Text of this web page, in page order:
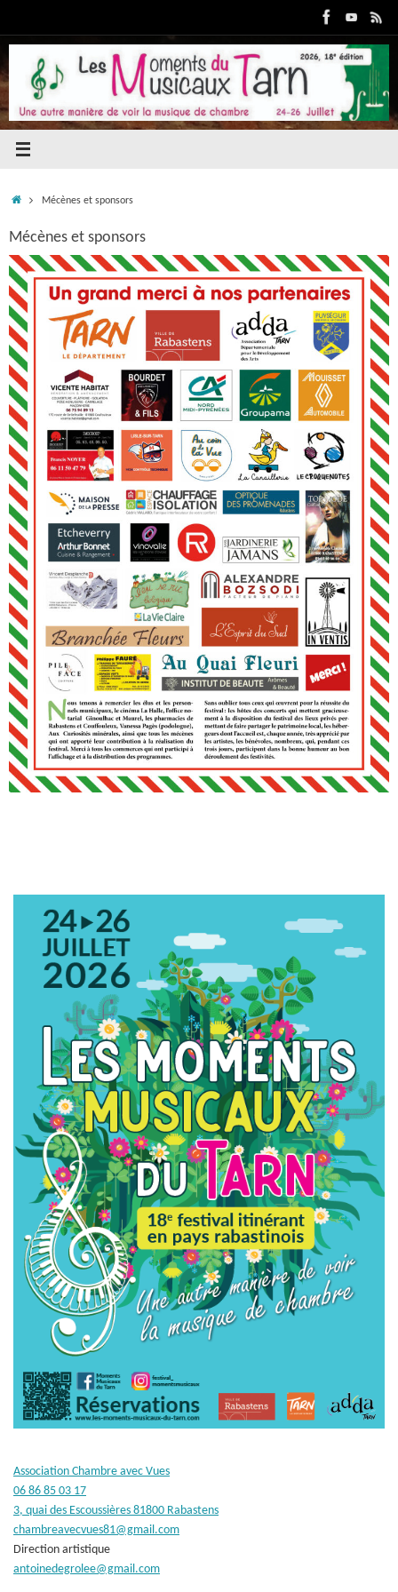
contenu
AccueilMécènes et sponsors
Mécènes et sponsors
Association Chambre avec Vues
06 86 85 03 17
3, quai des Escoussières 81800 Rabastens
chambreavecvues81@gmail.com
Direction artistique
antoinedegrolee@gmail.com